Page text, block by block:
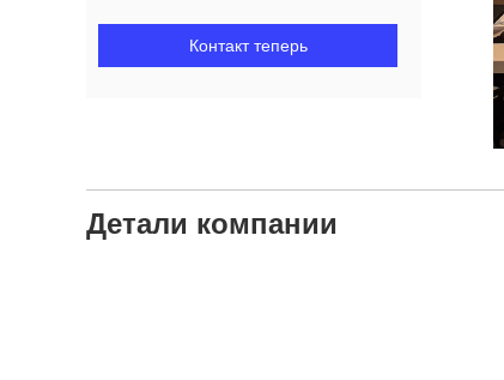
Контакт теперь
Детали компании